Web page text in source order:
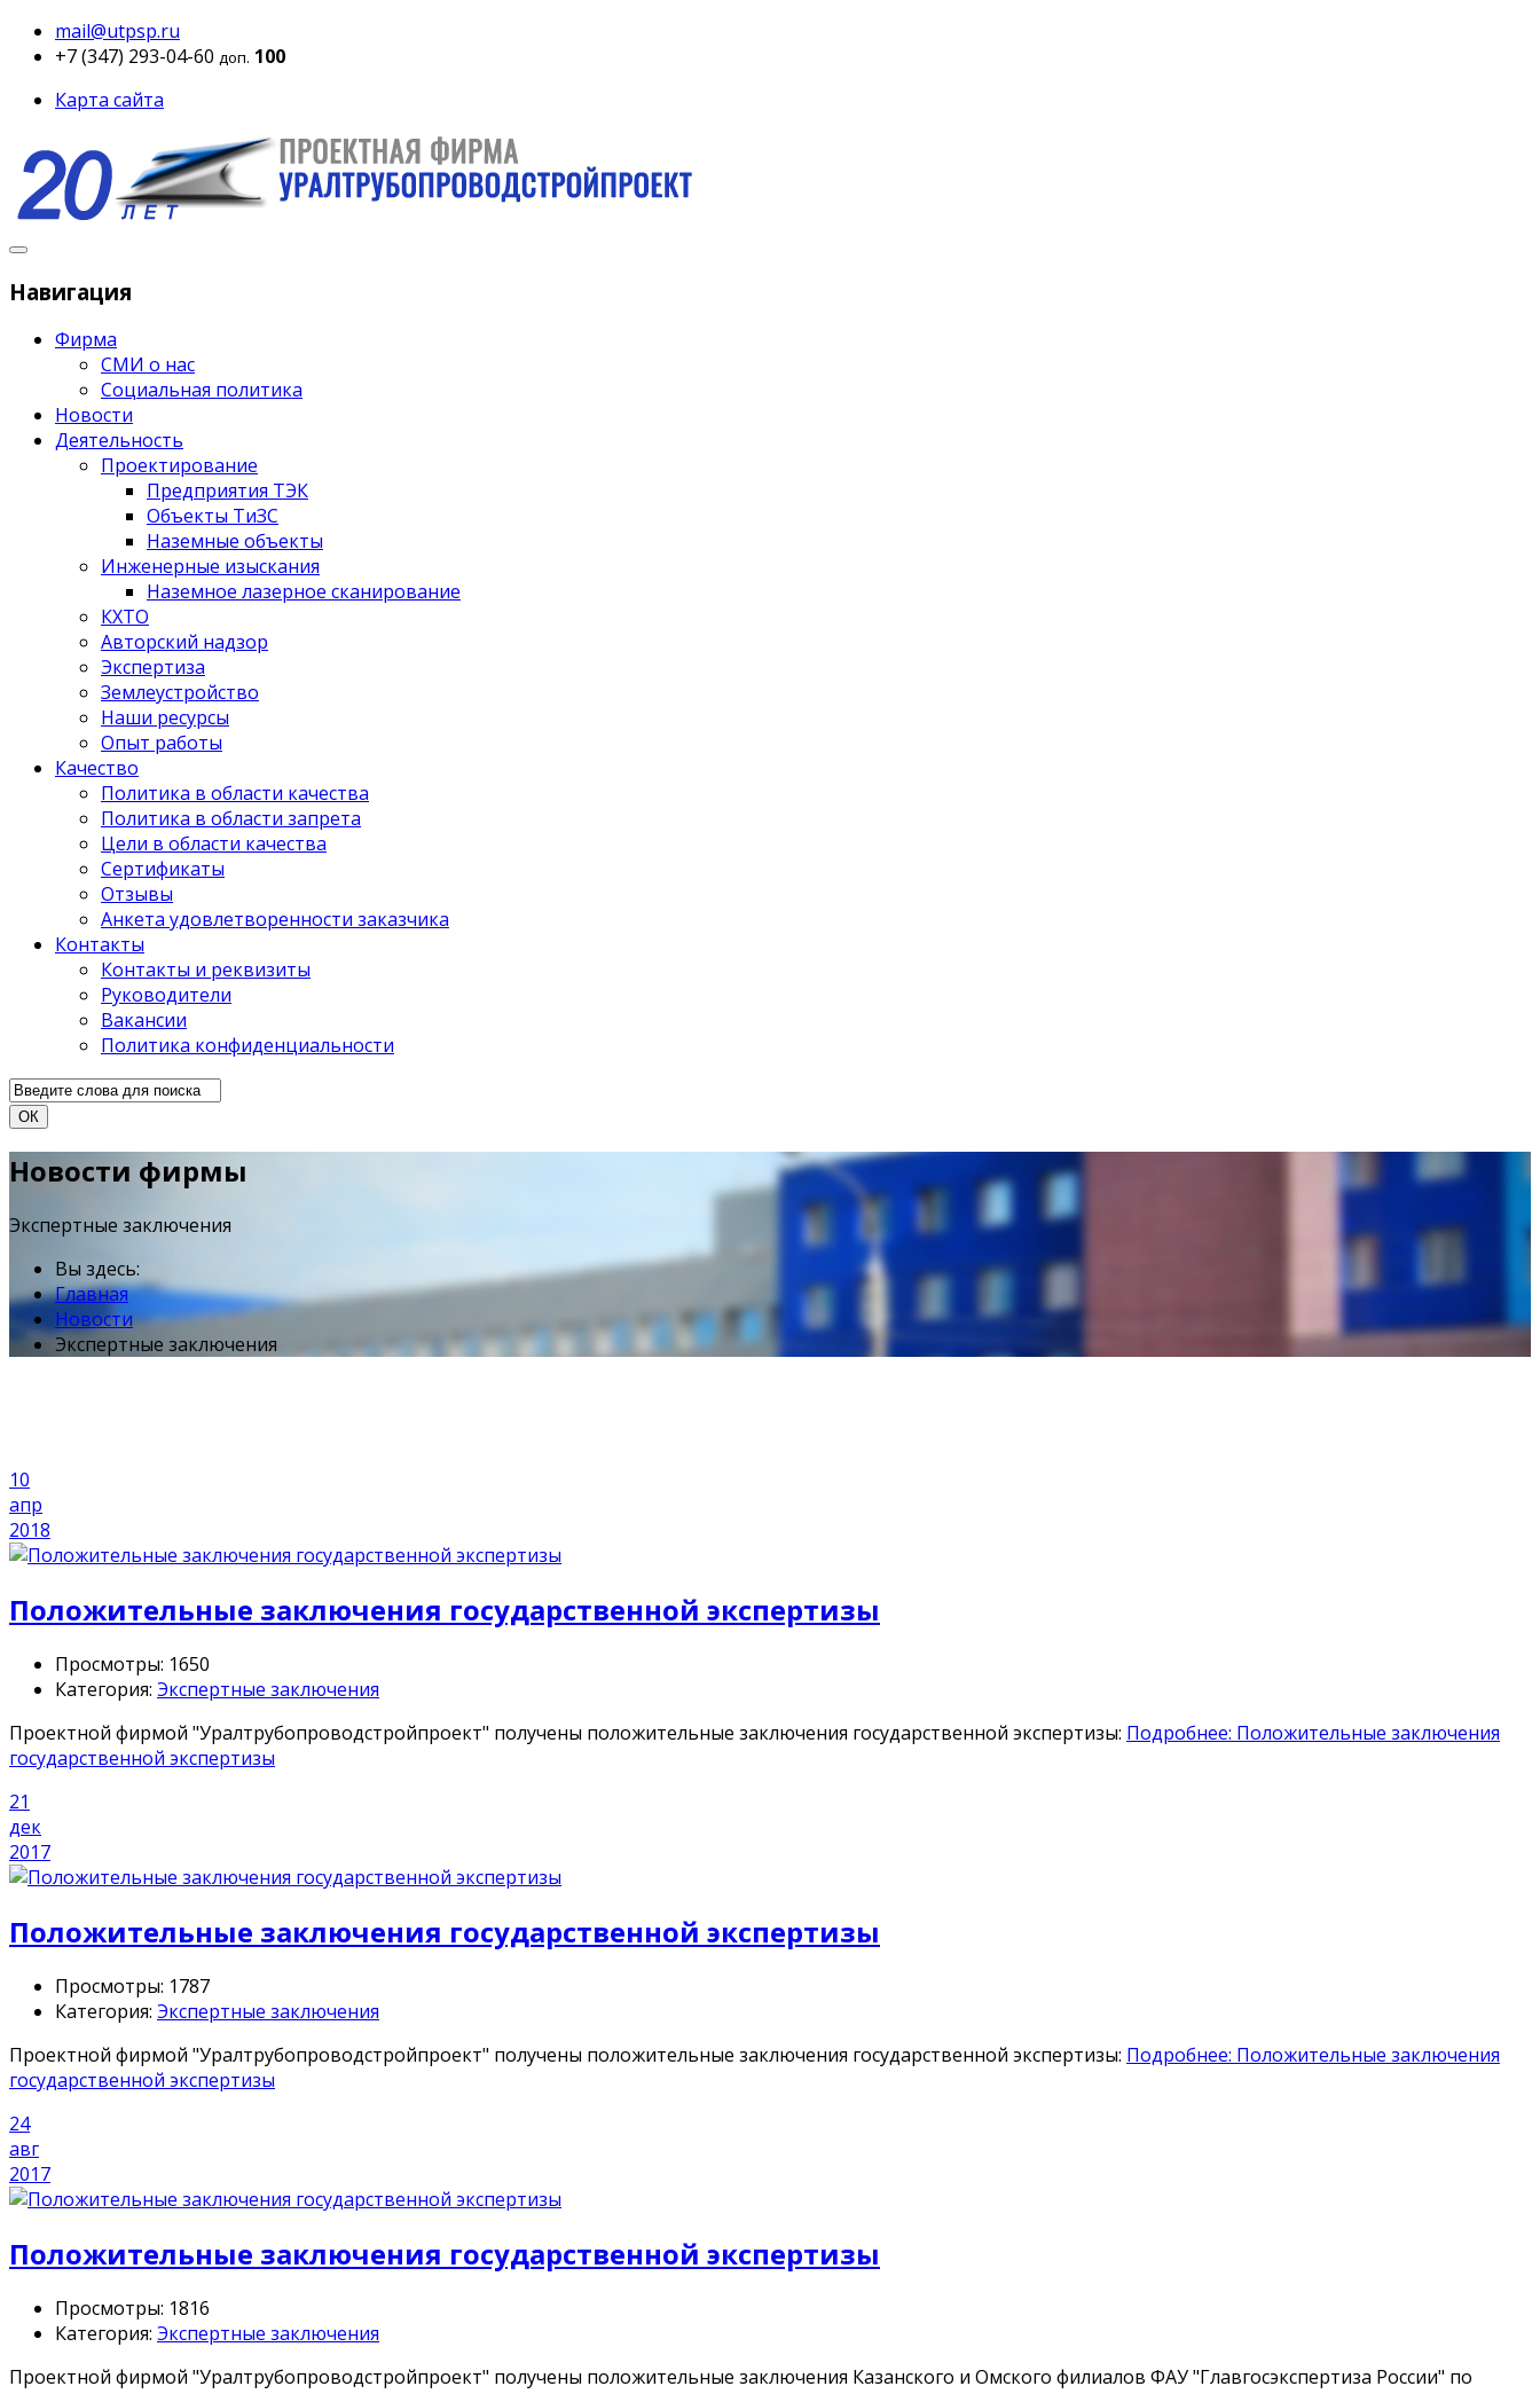
mail@utpsp.ru
+7 (347) 293-04-60 доп. 100
Карта сайта
Навигация
Фирма
СМИ о нас
Социальная политика
Новости
Деятельность
Проектирование
Предприятия ТЭК
Объекты ТиЗС
Наземные объекты
Инженерные изыскания
Наземное лазерное сканирование
КХТО
Авторский надзор
Экспертиза
Землеустройство
Наши ресурсы
Опыт работы
Качество
Политика в области качества
Политика в области запрета
Цели в области качества
Сертификаты
Отзывы
Анкета удовлетворенности заказчика
Контакты
­Контакты и реквизиты
Руководители
Вакансии
Политика конфиденциальности
ОК
Новости фирмы
Экспертные заключения
Вы здесь:
Главная
Новости
Экспертные заключения
10
апр
2018
Положительные заключения государственной экспертизы
Просмотры: 1650
Категория: Экспертные заключения
Проектной фирмой "Уралтрубопроводстройпроект" получены положительные заключения государственной экспертизы: Подробнее: Положительные заключения
государственной экспертизы
21
дек
2017
Положительные заключения государственной экспертизы
Просмотры: 1787
Категория: Экспертные заключения
Проектной фирмой "Уралтрубопроводстройпроект" получены положительные заключения государственной экспертизы: Подробнее: Положительные заключения
государственной экспертизы
24
авг
2017
Положительные заключения государственной экспертизы
Просмотры: 1816
Категория: Экспертные заключения
Проектной фирмой "Уралтрубопроводстройпроект" получены положительные заключения Казанского и Омского филиалов ФАУ "Главгосэкспертиза России" по